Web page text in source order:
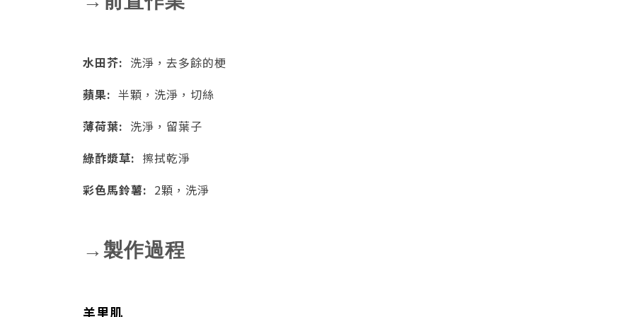
水田芥: 洗淨，去多餘的梗
蘋果: 半顆， 洗淨，切絲
薄荷葉: 洗淨，留葉子
綠酢漿草: 擦拭乾淨
彩色馬鈴薯: 2顆，洗淨
→製作過程
羊里肌